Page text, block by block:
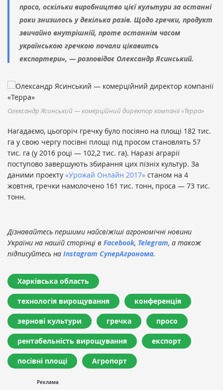
просо, оскільки виробництво цієї культури за останні
роки знизилось у декілька разів. Щодо гречки, продукт
звичайно внутрішній, проте останнім часом
українською гречкою почали цікавитсь
експортери», — розповідає Олександр Ясинський.
Олександр Ясинський — комерційний директор компанії «Терра»
Нагадаємо, цьогоріч гречку було посіяно на площі 182 тис.
га у свою чергу посівні площі під просом становлять 57
тис. га (у 2016 році — 102,2 тис. га). Наразі аграрії
поступово завершують збирання цих пізніх культур. За
даними проекту «Урожай Онлайн 2017» станом на 4
жовтня, гречки намолочено 161 тис. тонн, проса — 73 тис.
тонн.
Дізнавайтесь першими найсвіжіші агрономічні новини
України на нашій сторінці в Facebook, Telegram, а також
підписуйтесь на Instagram СуперАгронома.
Харківська область
технологія вирощування конференція
зернові культури гречка просо
рентабельність вирощування експорт
посівні площі Агропорт